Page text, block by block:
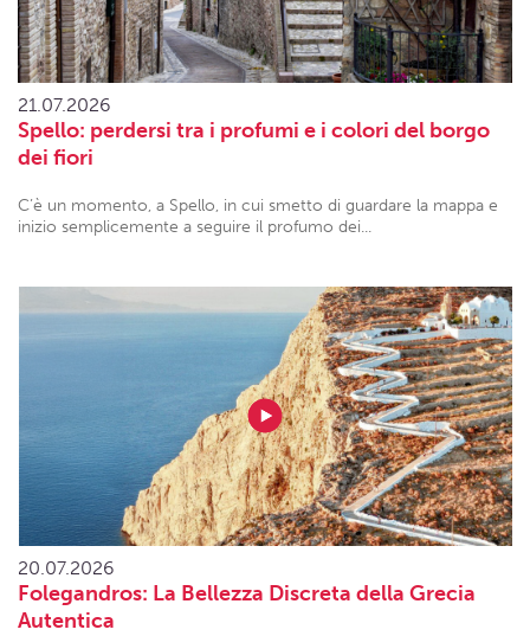
21.07.2026
Spello: perdersi tra i profumi e i colori del borgo
dei fiori
C’è un momento, a Spello, in cui smetto di guardare la mappa e
inizio semplicemente a seguire il profumo dei...
20.07.2026
Folegandros: La Bellezza Discreta della Grecia
Autentica